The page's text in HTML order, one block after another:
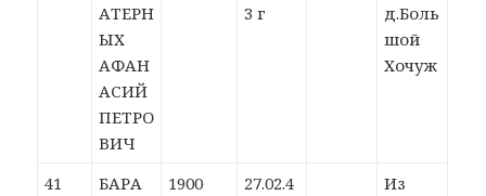
АТЕРН
ЫХ
АФАН
АСИЙ
ПЕТРО
ВИЧ
3 г
д.Боль
шой
Хочуж
41
БАРА
1900
27.02.4
Из